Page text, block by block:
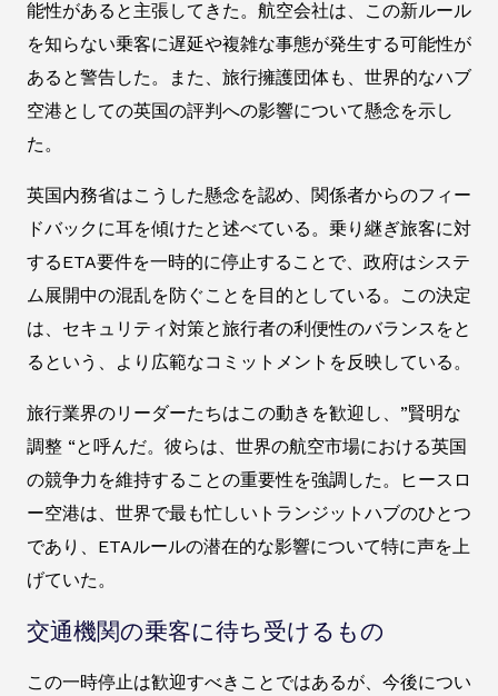
能性があると主張してきた。航空会社は、この新ルール
を知らない乗客に遅延や複雑な事態が発生する可能性が
あると警告した。また、旅行擁護団体も、世界的なハブ
空港としての英国の評判への影響について懸念を示し
た。
英国内務省はこうした懸念を認め、関係者からのフィー
ドバックに耳を傾けたと述べている。乗り継ぎ旅客に対
するETA要件を一時的に停止することで、政府はシステ
ム展開中の混乱を防ぐことを目的としている。この決定
は、セキュリティ対策と旅行者の利便性のバランスをと
るという、より広範なコミットメントを反映している。
旅行業界のリーダーたちはこの動きを歓迎し、”賢明な
調整 “と呼んだ。彼らは、世界の航空市場における英国
の競争力を維持することの重要性を強調した。ヒースロ
ー空港は、世界で最も忙しいトランジットハブのひとつ
であり、ETAルールの潜在的な影響について特に声を上
げていた。
交通機関の乗客に待ち受けるもの
この一時停止は歓迎すべきことではあるが、今後につい